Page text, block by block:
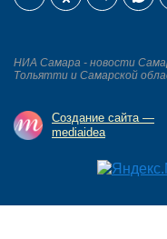
НИА Самара - новости
Тольятти и Самарской
Создание сайта —
mediaidea